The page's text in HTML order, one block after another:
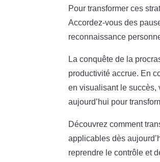
Pour transformer ces
Accordez-vous des
reconnaissance
La conquête de la
productivité accrue. En
en visualisant le succès,
aujourd’hui pour
Découvrez comment
applicables dès
reprendre le contrôle et